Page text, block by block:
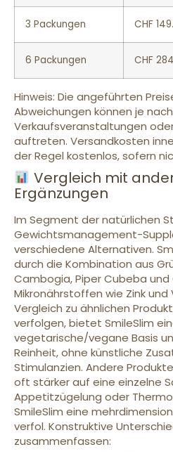
3 Packungen CHF
6 Packungen CHF
Hinweis: Die angeführten
Abweichungen können je
Verkaufsveranstaltungen
auftreten. Versandkosten
der Regel kostenlos, sofern
Vergleich mit
Ergänzungen
Im Segment der natürlichen
Gewichtsmanagement-
verschiedene Alternativen.
durch die Kombination aus
Cambogia, Piper Cubeba
Mikronährstoffen wie Zink und
Vergleich zu ähnlichen
verfolgen, bietet SmileSlim
vegetarische/vegane Basis
Reinheit, ohne künstliche
Stimulanzien. Andere
oft stärker auf eine einzelne
Appetitzügelung oder
SmileSlim eine
verfol. Konstruktive
zusammenfassen: